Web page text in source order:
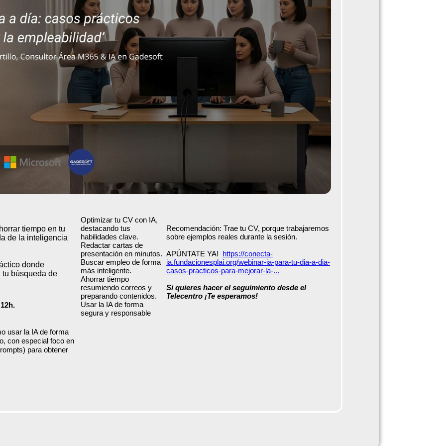
tiempo en tu
de la inteligencia
donde
tu búsqueda de
usar la IA de forma
con especial foco en
para obtener
Optimizar tu CV con IA,
destacando tus
habilidades clave.
Redactar cartas de
presentación en minutos.
Buscar empleo de forma
más inteligente.
Ahorrar tiempo
resumiendo correos y
preparando contenidos.
Usar la IA de forma
segura y responsable
Recomendación: Trae tu CV, porque trabajaremos
sobre ejemplos reales durante la sesión.
APÚNTATE YA! https://conecta-
ia.fundacionesplai.org/webinar-ia-para-tu-dia-a-dia-
casos-practicos-para-mejorar-la-...
Si quieres hacer el seguimiento desde el
Telecentro ¡Te esperamos!